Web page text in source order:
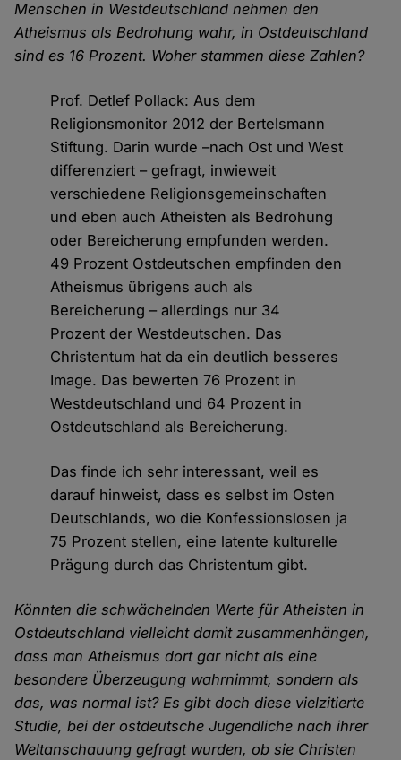
Menschen in Westdeutschland nehmen den
Atheismus als Bedrohung wahr, in Ostdeutschland
sind es 16 Prozent. Woher stammen diese Zahlen?
Prof. Detlef Pollack: Aus dem
Religionsmonitor 2012 der Bertelsmann
Stiftung. Darin wurde –nach Ost und West
differenziert – gefragt, inwieweit
verschiedene Religionsgemeinschaften
und eben auch Atheisten als Bedrohung
oder Bereicherung empfunden werden.
49 Prozent Ostdeutschen empfinden den
Atheismus übrigens auch als
Bereicherung – allerdings nur 34
Prozent der Westdeutschen. Das
Christentum hat da ein deutlich besseres
Image. Das bewerten 76 Prozent in
Westdeutschland und 64 Prozent in
Ostdeutschland als Bereicherung.
Das finde ich sehr interessant, weil es
darauf hinweist, dass es selbst im Osten
Deutschlands, wo die Konfessionslosen ja
75 Prozent stellen, eine latente kulturelle
Prägung durch das Christentum gibt.
Könnten die schwächelnden Werte für Atheisten in
Ostdeutschland vielleicht damit zusammenhängen,
dass man Atheismus dort gar nicht als eine
besondere Überzeugung wahrnimmt, sondern als
das, was normal ist? Es gibt doch diese vielzitierte
Studie, bei der ostdeutsche Jugendliche nach ihrer
Weltanschauung gefragt wurden, ob sie Christen